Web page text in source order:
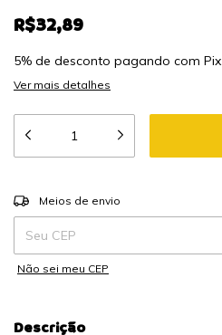
R$32,89
5% de desconto pagando com Pix
Ver mais detalhes
Entregas para o CEP:
Meios de envio
Não sei meu CEP
Descrição